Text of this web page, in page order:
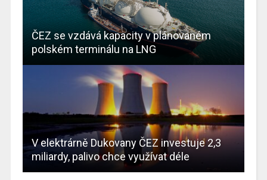
ČEZ se vzdává kapacity v plánovaném
polském terminálu na LNG
V elektrárně Dukovany ČEZ investuje 2,3
miliardy, palivo chce využívat déle